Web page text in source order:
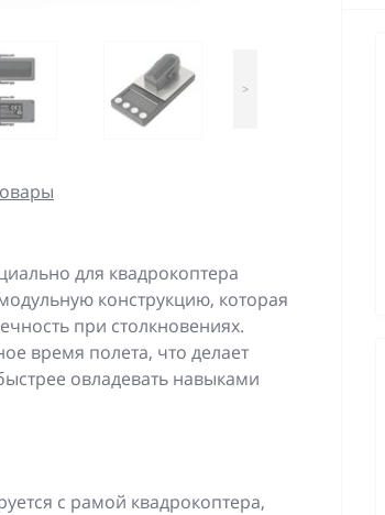
>
для квадрокоптера
конструкцию, которая
при столкновениях.
время полета, что делает
овладевать навыками
с рамой квадрокоптера,